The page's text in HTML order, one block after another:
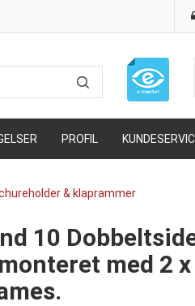
PROFIL
& klaprammer
10
med 2